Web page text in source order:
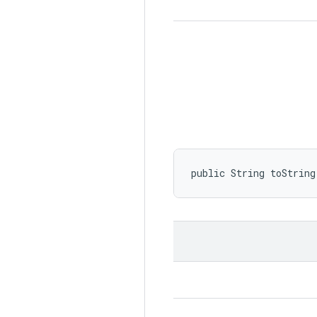
public String